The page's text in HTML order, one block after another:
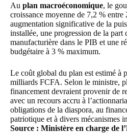
Au plan macroéconomique, le
croissance moyenne de 7,2 % entre
augmentation significative de la
installée, une progression de la part
manufacturière dans le PIB et une
budgétaire à 3 % maximum.
Le coût global du plan est estimé à
milliards FCFA. Selon le ministre,
financement devraient provenir de
avec un recours accru à
obligations de la diaspora, au
patriotique et à divers mécanismes
Source : Ministère en charge de